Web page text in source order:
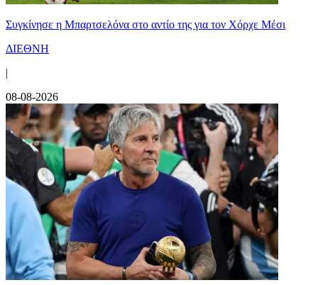
Συγκίνησε η Μπαρτσελόνα στο αντίο της για τον Χόρχε Μέσι
ΔΙΕΘΝΗ
|
08-08-2026